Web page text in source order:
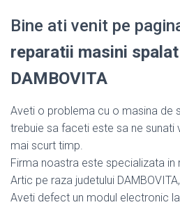
Bine ati venit pe
reparatii masini
DAMBOVITA
Aveti o problema cu o masina de
trebuie sa faceti este sa ne sunati
mai scurt timp.
Firma noastra este specializata in
Artic pe raza judetului
Aveti defect un modul electronic